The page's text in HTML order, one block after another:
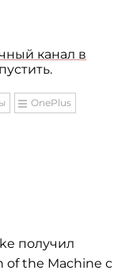
канал в
OnePlus
получил
of the Machine с